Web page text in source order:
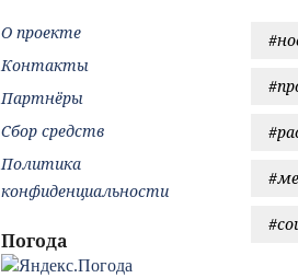
О проекте
Контакты
Партнёры
Сбор средств
Политика
конфиденциальности
Погода